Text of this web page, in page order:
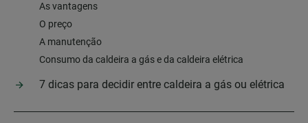
As vantagens
O preço
A manutenção
Consumo da caldeira a gás e da caldeira elétrica
7 dicas para decidir entre caldeira a gás ou elétrica